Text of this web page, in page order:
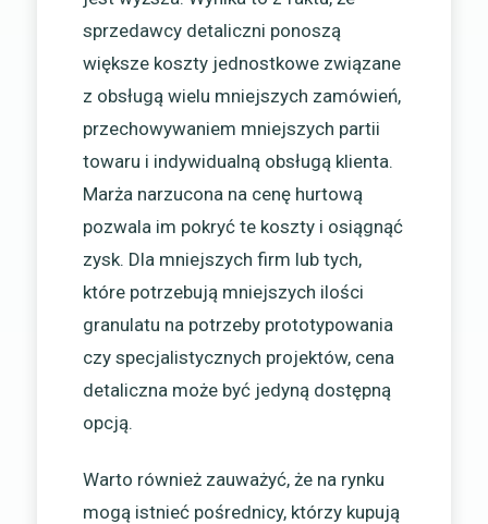
sprzedawcy detaliczni ponoszą
większe koszty jednostkowe związane
z obsługą wielu mniejszych zamówień,
przechowywaniem mniejszych partii
towaru i indywidualną obsługą klienta.
Marża narzucona na cenę hurtową
pozwala im pokryć te koszty i osiągnąć
zysk. Dla mniejszych firm lub tych,
które potrzebują mniejszych ilości
granulatu na potrzeby prototypowania
czy specjalistycznych projektów, cena
detaliczna może być jedyną dostępną
opcją.
Warto również zauważyć, że na rynku
mogą istnieć pośrednicy, którzy kupują